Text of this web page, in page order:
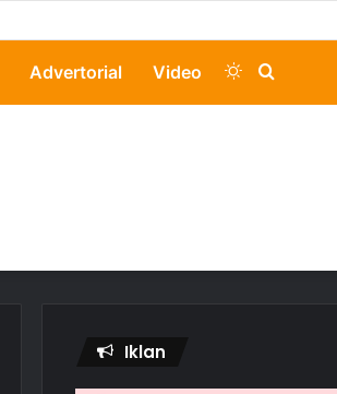
Advertorial Video Search
Switch
Iklan